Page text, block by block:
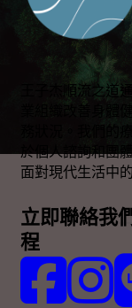
王子杰順流之道
業組織改善身體
務狀況。我們的
於個人諮詢和團
面對現代生活中
立即聯絡我
程
Follow us